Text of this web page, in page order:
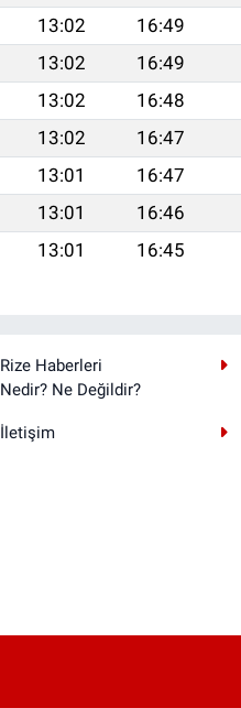
13:02 16:49
13:02 16:49
13:02 16:48
13:02 16:47
13:01 16:47
13:01 16:46
13:01 16:45
Rize Haberleri
Nedir? Ne Değildir?
İletişim